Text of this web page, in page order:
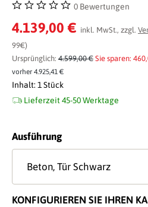
Durchschnittliche Bewertung von 0
0 Bewertungen
4.139,00 € inkl. MwSt., zzgl.
99€)
Ursprünglich: 4.599,00 € Sie sparen:
vorher 4.925,41 €
Inhalt: 1 Stück
Lieferzeit 45-50 Werktage
Ausführungauswählen
KONFIGURIEREN SIE IHREN